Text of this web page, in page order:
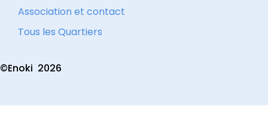
Association et contact
Tous les Quartiers
©Enoki 2026